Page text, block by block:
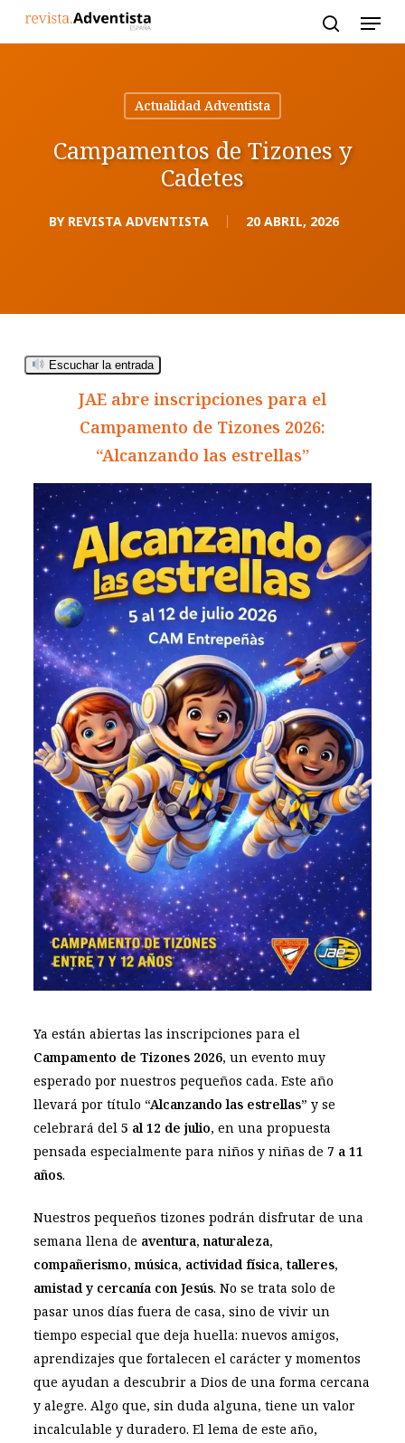
Actualidad Adventista
Campamentos de Tizones y
Cadetes
BY REVISTA ADVENTISTA 20 ABRIL, 2026
Escuchar la entrada
JAE abre inscripciones para el
Campamento de Tizones 2026:
“Alcanzando las estrellas”
Ya están abiertas las inscripciones para el
Campamento de Tizones 2026, un evento muy
esperado por nuestros pequeños cada. Este año
llevará por título “Alcanzando las estrellas” y se
celebrará del 5 al 12 de julio, en una propuesta
pensada especialmente para niños y niñas de 7 a 11
años.
Nuestros pequeños tizones podrán disfrutar de una
semana llena de aventura, naturaleza,
compañerismo, música, actividad física, talleres,
amistad y cercanía con Jesús. No se trata solo de
pasar unos días fuera de casa, sino de vivir un
tiempo especial que deja huella: nuevos amigos,
aprendizajes que fortalecen el carácter y momentos
que ayudan a descubrir a Dios de una forma cercana
y alegre. Algo que, sin duda alguna, tiene un valor
incalculable y duradero. El lema de este año,